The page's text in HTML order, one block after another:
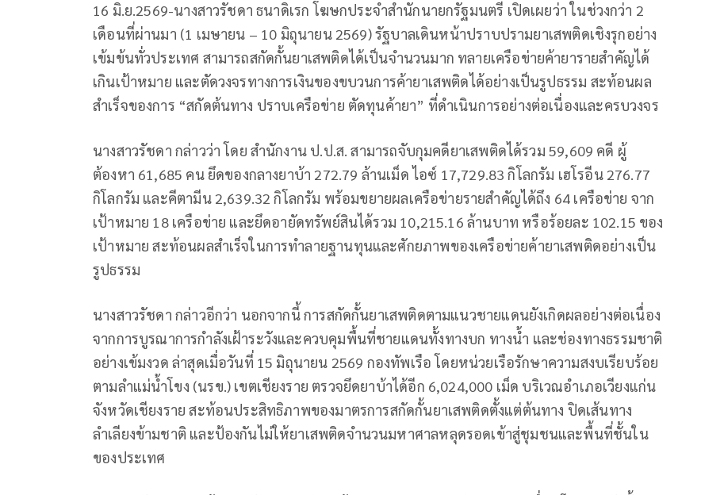
16 มิ.ย.2569-นางสาวรัชดา ธนาดิเรก โฆษกประจำสำนักนายกรัฐมนตรี เปิดเผยว่า ในช่วงกว่า 2
เดือนที่ผ่านมา (1 เมษายน – 10 มิถุนายน 2569) รัฐบาลเดินหน้าปราบปรามยาเสพติดเชิงรุกอย่าง
เข้มข้นทั่วประเทศ สามารถสกัดกั้นยาเสพติดได้เป็นจำนวนมาก ทลายเครือข่ายค้ายารายสำคัญได้
เกินเป้าหมาย และตัดวงจรทางการเงินของขบวนการค้ายาเสพติดได้อย่างเป็นรูปธรรม สะท้อนผล
สำเร็จของการ “สกัดต้นทาง ปราบเครือข่าย ตัดทุนค้ายา” ที่ดำเนินการอย่างต่อเนื่องและครบวงจร
นางสาวรัชดา กล่าวว่า โดย สำนักงาน ป.ป.ส. สามารถจับกุมคดียาเสพติดได้รวม 59,609 คดี ผู้
ต้องหา 61,685 คน ยึดของกลางยาบ้า 272.79 ล้านเม็ด ไอซ์ 17,729.83 กิโลกรัม เฮโรอีน 276.77
กิโลกรัม และคีตามีน 2,639.32 กิโลกรัม พร้อมขยายผลเครือข่ายรายสำคัญได้ถึง 64 เครือข่าย จาก
เป้าหมาย 18 เครือข่าย และยึดอายัดทรัพย์สินได้รวม 10,215.16 ล้านบาท หรือร้อยละ 102.15 ของ
เป้าหมาย สะท้อนผลสำเร็จในการทำลายฐานทุนและศักยภาพของเครือข่ายค้ายาเสพติดอย่างเป็น
รูปธรรม
นางสาวรัชดา กล่าวอีกว่า นอกจากนี้ การสกัดกั้นยาเสพติดตามแนวชายแดนยังเกิดผลอย่างต่อเนื่อง
จากการบูรณาการกำลังเฝ้าระวังและควบคุมพื้นที่ชายแดนทั้งทางบก ทางน้ำ และช่องทางธรรมชาติ
อย่างเข้มงวด ล่าสุดเมื่อวันที่ 15 มิถุนายน 2569 กองทัพเรือ โดยหน่วยเรือรักษาความสงบเรียบร้อย
ตามลำแม่น้ำโขง (นรข.) เขตเชียงราย ตรวจยึดยาบ้าได้อีก 6,024,000 เม็ด บริเวณอำเภอเวียงแก่น
จังหวัดเชียงราย สะท้อนประสิทธิภาพของมาตรการสกัดกั้นยาเสพติดตั้งแต่ต้นทาง ปิดเส้นทาง
ลำเลียงข้ามชาติ และป้องกันไม่ให้ยาเสพติดจำนวนมหาศาลหลุดรอดเข้าสู่ชุมชนและพื้นที่ชั้นใน
ของประเทศ